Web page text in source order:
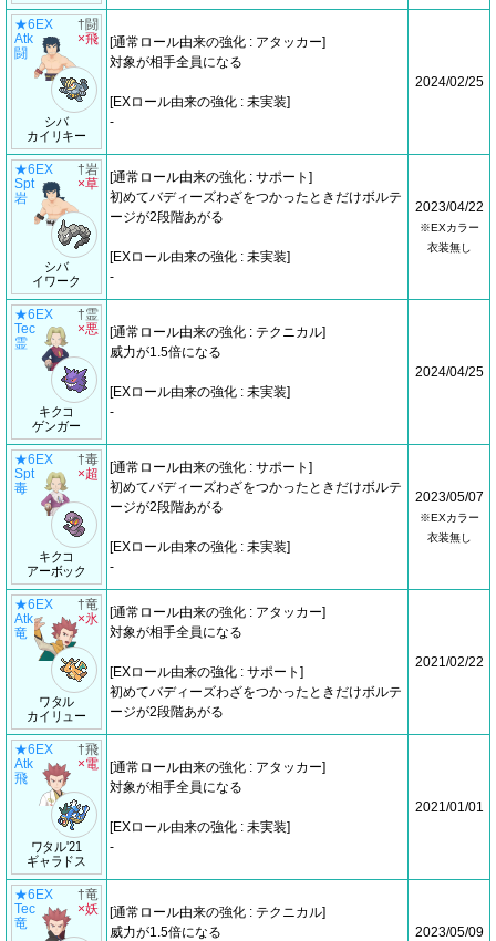
★6EX
Atk
闘
シバ
カイリキー
†闘
×飛
[通常ロール由来の強化 : アタッカー]
対象が相手全員になる
[EXロール由来の強化 : 未実装]
-
2024/02/25
★6EX
Spt
岩
シバ
イワーク
†岩
×草
[通常ロール由来の強化 : サポート]
初めてバディーズわざをつかったときだけボルテ
ージが2段階あがる
[EXロール由来の強化 : 未実装]
-
2023/04/22
※EXカラー
衣装無し
★6EX
Tec
霊
キクコ
ゲンガー
†霊
×悪
[通常ロール由来の強化 : テクニカル]
威力が1.5倍になる
[EXロール由来の強化 : 未実装]
-
2024/04/25
★6EX
Spt
毒
キクコ
アーボック
†毒
×超
[通常ロール由来の強化 : サポート]
初めてバディーズわざをつかったときだけボルテ
ージが2段階あがる
[EXロール由来の強化 : 未実装]
-
2023/05/07
※EXカラー
衣装無し
★6EX
Atk
竜
ワタル
カイリュー
†竜
×氷
[通常ロール由来の強化 : アタッカー]
対象が相手全員になる
[EXロール由来の強化 : サポート]
初めてバディーズわざをつかったときだけボルテ
ージが2段階あがる
2021/02/22
★6EX
Atk
飛
ワタル'21
ギャラドス
†飛
×電
[通常ロール由来の強化 : アタッカー]
対象が相手全員になる
[EXロール由来の強化 : 未実装]
-
2021/01/01
★6EX
Tec
竜
†竜
×妖
[通常ロール由来の強化 : テクニカル]
威力が1.5倍になる
2023/05/09